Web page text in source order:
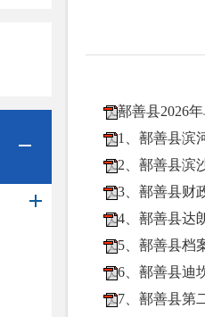
鄯善县2026
1、鄯善县滨
2、鄯善县滨
3、鄯善县财
4、鄯善县达
5、鄯善县档
6、鄯善县迪
7、鄯善县第